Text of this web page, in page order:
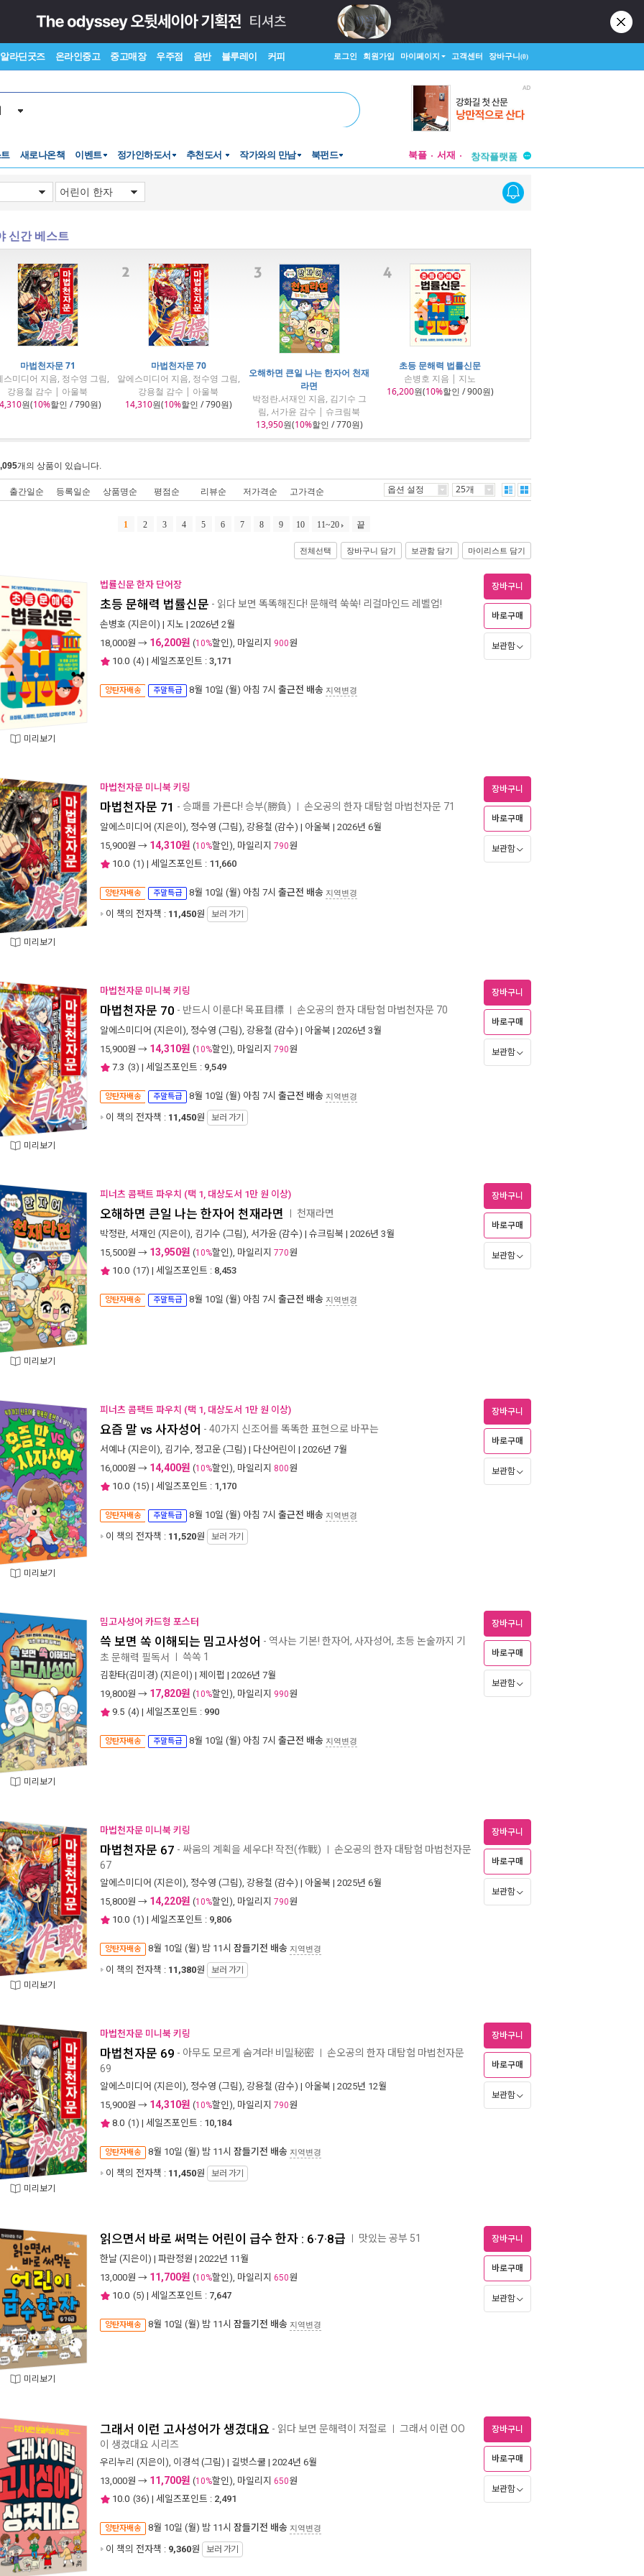
알라딘굿즈 온라인중고 중고매장 우주점 음반 블루레이 커피 로그인 회원가입 마이페이지 고객센터 장바구니(0)
새로나온책 이벤트 정가인하도서 추천도서 작가와의 만남 북펀드 북플 서재
창작플랫폼
신간 베스트
마법천자문 71
스미디어 지음, 정수영 그림,
강용철 감수 | 아울북
원(10%할인 / 790원)
마법천자문 70
알에스미디어 지음, 정수영 그림,
강용철 감수 | 아울북
14,310원(10%할인 / 790원)
오해하면 큰일 나는 한자어 천재
라면
박정란.서재인 지음, 김기수 그
림, 서가윤 감수 | 슈크림북
13,950원(10%할인 / 770원)
초등 문해력 법률신문
손병호 지음 | 지노
16,200원(10%할인 / 900원)
개의 상품이 있습니다.
출간일순 등록일순 상품명순 평점순 리뷰순 저가격순 고가격순 옵션 설정 25개
1 2 3 4 5 6 7 8 9 10 11~20 끝
전체선택 장바구니 담기 보관함 담기 마이리스트 담기
미리보기
법률신문 한자 단어장
초등 문해력 법률신문 - 읽다 보면 똑똑해진다! 문해력 쑥쑥! 리걸마인드 레벨업!
손병호 (지은이) | 지노 | 2026년 2월
18,000원 → 16,200원 (10%할인), 마일리지 900원
10.0 (4) | 세일즈포인트 : 3,171
양탄자배송 주말특급 8월 10일 (월) 아침 7시 출근전 배송 지역변경
장바구니
바로구매
보관함
미리보기
마법천자문 미니북 키링
마법천자문 71 - 승패를 가른다! 승부(勝負) 손오공의 한자 대탐험 마법천자문 71
알에스미디어 (지은이), 정수영 (그림), 강용철 (감수) | 아울북 | 2026년 6월
15,900원 → 14,310원 (10%할인), 마일리지 790원
10.0 (1) | 세일즈포인트 : 11,660
양탄자배송 주말특급 8월 10일 (월) 아침 7시 출근전 배송 지역변경
이 책의 전자책 : 11,450원 보러 가기
장바구니
바로구매
보관함
미리보기
마법천자문 미니북 키링
마법천자문 70 - 반드시 이룬다! 목표目標 손오공의 한자 대탐험 마법천자문 70
알에스미디어 (지은이), 정수영 (그림), 강용철 (감수) | 아울북 | 2026년 3월
15,900원 → 14,310원 (10%할인), 마일리지 790원
7.3 (3) | 세일즈포인트 : 9,549
양탄자배송 주말특급 8월 10일 (월) 아침 7시 출근전 배송 지역변경
이 책의 전자책 : 11,450원 보러 가기
장바구니
바로구매
보관함
미리보기
피너츠 콤팩트 파우치 (택 1, 대상도서 1만 원 이상)
오해하면 큰일 나는 한자어 천재라면 천재라면
박정란, 서재인 (지은이), 김기수 (그림), 서가윤 (감수) | 슈크림북 | 2026년 3월
15,500원 → 13,950원 (10%할인), 마일리지 770원
10.0 (17) | 세일즈포인트 : 8,453
양탄자배송 주말특급 8월 10일 (월) 아침 7시 출근전 배송 지역변경
장바구니
바로구매
보관함
미리보기
피너츠 콤팩트 파우치 (택 1, 대상도서 1만 원 이상)
요즘 말 vs 사자성어 - 40가지 신조어를 똑똑한 표현으로 바꾸는
서예나 (지은이), 김기수, 정고운 (그림) | 다산어린이 | 2026년 7월
16,000원 → 14,400원 (10%할인), 마일리지 800원
10.0 (15) | 세일즈포인트 : 1,170
양탄자배송 주말특급 8월 10일 (월) 아침 7시 출근전 배송 지역변경
이 책의 전자책 : 11,520원 보러 가기
장바구니
바로구매
보관함
미리보기
밈고사성어 카드형 포스터
쓱 보면 쏙 이해되는 밈고사성어 - 역사는 기본! 한자어, 사자성어, 초등 논술까지 기
초 문해력 필독서 쓱쏙 1
김환타(김미경) (지은이) | 제이펍 | 2026년 7월
19,800원 → 17,820원 (10%할인), 마일리지 990원
9.5 (4) | 세일즈포인트 : 990
양탄자배송 주말특급 8월 10일 (월) 아침 7시 출근전 배송 지역변경
장바구니
바로구매
보관함
미리보기
마법천자문 미니북 키링
마법천자문 67 - 싸움의 계획을 세우다! 작전(作戰) 손오공의 한자 대탐험 마법천자문
67
알에스미디어 (지은이), 정수영 (그림), 강용철 (감수) | 아울북 | 2025년 6월
15,800원 → 14,220원 (10%할인), 마일리지 790원
10.0 (1) | 세일즈포인트 : 9,806
양탄자배송 8월 10일 (월) 밤 11시 잠들기전 배송 지역변경
이 책의 전자책 : 11,380원 보러 가기
장바구니
바로구매
보관함
미리보기
마법천자문 미니북 키링
마법천자문 69 - 아무도 모르게 숨겨라! 비밀秘密 손오공의 한자 대탐험 마법천자문
69
알에스미디어 (지은이), 정수영 (그림), 강용철 (감수) | 아울북 | 2025년 12월
15,900원 → 14,310원 (10%할인), 마일리지 790원
8.0 (1) | 세일즈포인트 : 10,184
양탄자배송 8월 10일 (월) 밤 11시 잠들기전 배송 지역변경
이 책의 전자책 : 11,450원 보러 가기
장바구니
바로구매
보관함
미리보기
읽으면서 바로 써먹는 어린이 급수 한자 : 6·7·8급 맛있는 공부 51
한날 (지은이) | 파란정원 | 2022년 11월
13,000원 → 11,700원 (10%할인), 마일리지 650원
10.0 (5) | 세일즈포인트 : 7,647
양탄자배송 8월 10일 (월) 밤 11시 잠들기전 배송 지역변경
장바구니
바로구매
보관함
그래서 이런 고사성어가 생겼대요 - 읽다 보면 문해력이 저절로 그래서 이런 OO
이 생겼대요 시리즈
우리누리 (지은이), 이경석 (그림) | 길벗스쿨 | 2024년 6월
13,000원 → 11,700원 (10%할인), 마일리지 650원
10.0 (36) | 세일즈포인트 : 2,491
양탄자배송 8월 10일 (월) 밤 11시 잠들기전 배송 지역변경
이 책의 전자책 : 9,360원 보러 가기
장바구니
바로구매
보관함